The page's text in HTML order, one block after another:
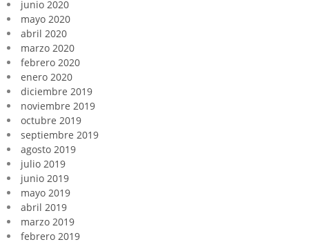
junio 2020
mayo 2020
abril 2020
marzo 2020
febrero 2020
enero 2020
diciembre 2019
noviembre 2019
octubre 2019
septiembre 2019
agosto 2019
julio 2019
junio 2019
mayo 2019
abril 2019
marzo 2019
febrero 2019